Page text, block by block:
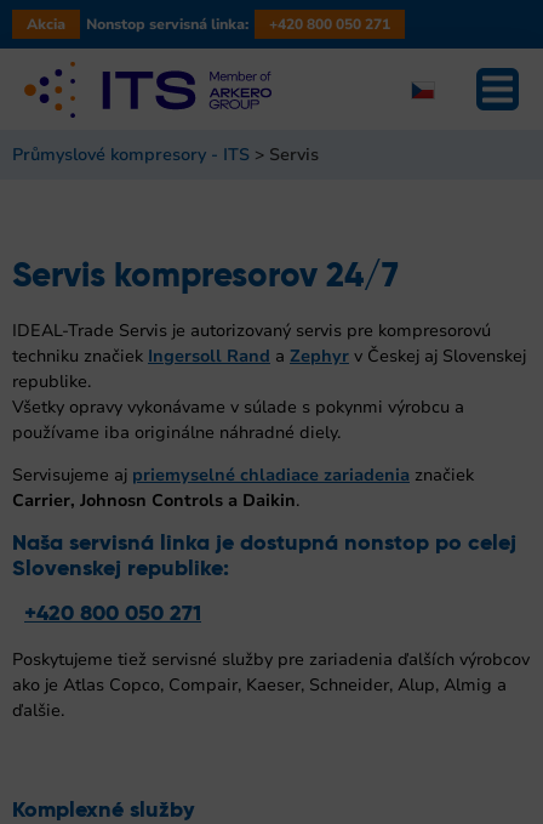
Akcia Nonstop servisná linka: +420 800 050 271
Průmyslové kompresory - ITS > Servis
Servis kompresorov 24/7
IDEAL-Trade Servis je autorizovaný servis pre kompresorovú
techniku značiek Ingersoll Rand a Zephyr v Českej aj Slovenskej
republike.
Všetky opravy vykonávame v súlade s pokynmi výrobcu a
používame iba originálne náhradné diely.
Servisujeme aj priemyselné chladiace zariadenia značiek
Carrier, Johnosn Controls a Daikin.
Naša servisná linka je dostupná nonstop po celej
Slovenskej republike:
+420 800 050 271
Poskytujeme tiež servisné služby pre zariadenia ďalších výrobcov
ako je Atlas Copco, Compair, Kaeser, Schneider, Alup, Almig a
ďalšie.
Komplexné služby